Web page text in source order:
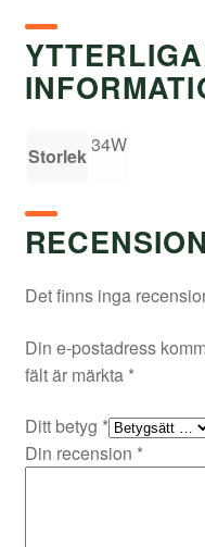
Storlek34W
Det finns inga
Din e-postadress
fält är märkta *
Ditt betyg *
Din recension *